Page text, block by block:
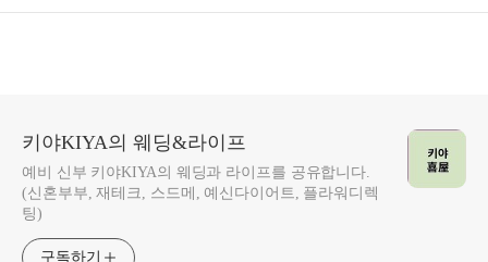
키야KIYA의 웨딩&라이프
예비 신부 키야KIYA의 웨딩과 라이프를 공유합니다.
(신혼부부, 재테크, 스드메, 예신다이어트, 플라워디렉
팅)
구독하기